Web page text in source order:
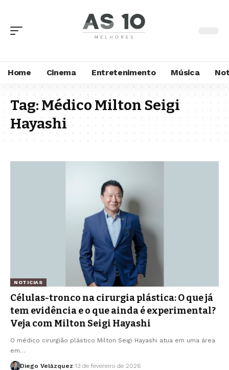
Home Cinema Entretenimento Música
Tag:Médico Milton Seigi
Hayashi
NOTICIAS
Células-tronco na cirurgia plástica: O que já
tem evidência e o que ainda é experimental?
Veja com Milton Seigi Hayashi
O médico cirurgião plástico Milton Seigi Hayashi atua em uma área
em…
Diego Velázquez 13 de fevereiro de 2026